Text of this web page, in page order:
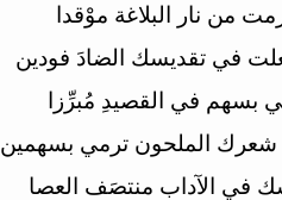
من نار البلاغة موْقدا
في تقديسك الضادَ فودين
بسهم في القصيدِ مُبرِّزا
الملحون ترمي بسهمين
في الآداب منتصَف العصا